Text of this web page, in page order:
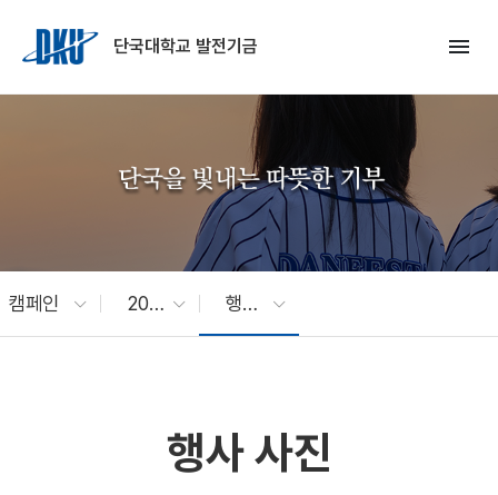
단국대학교 발전기금
menu
캠페인 2026 걷기행사 행사 사진
행사 사진